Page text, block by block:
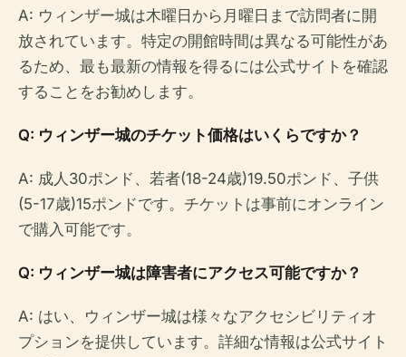
A: ウィンザー城は木曜日から月曜日まで訪問者に開
放されています。特定の開館時間は異なる可能性があ
るため、最も最新の情報を得るには公式サイトを確認
することをお勧めします。
Q: ウィンザー城のチケット価格はいくらですか？
A: 成人30ポンド、若者(18-24歳)19.50ポンド、子供
(5-17歳)15ポンドです。チケットは事前にオンライン
で購入可能です。
Q: ウィンザー城は障害者にアクセス可能ですか？
A: はい、ウィンザー城は様々なアクセシビリティオ
プションを提供しています。詳細な情報は公式サイト